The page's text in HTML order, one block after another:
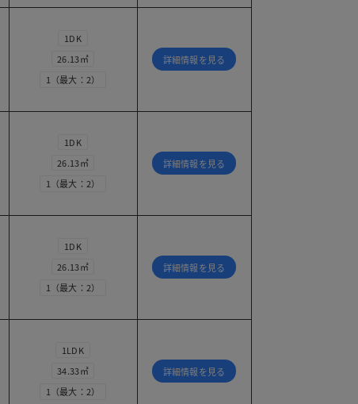
1DK
26.13㎡
1（最大：2）
詳細情報を見る
1DK
26.13㎡
1（最大：2）
詳細情報を見る
1DK
26.13㎡
1（最大：2）
詳細情報を見る
1LDK
34.33㎡
1（最大：2）
詳細情報を見る